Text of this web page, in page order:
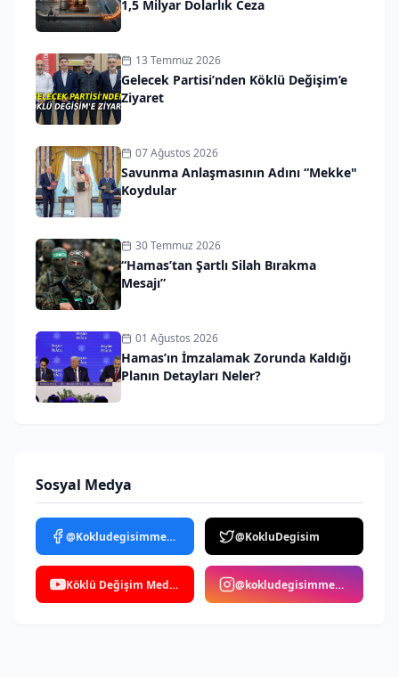
1,5 Milyar Dolarlık Ceza
13 Temmuz 2026
Gelecek Partisi’nden Köklü Değişim’e
Ziyaret
07 Ağustos 2026
Savunma Anlaşmasının Adını “Mekke"
Koydular
30 Temmuz 2026
“Hamas’tan Şartlı Silah Bırakma
Mesajı”
01 Ağustos 2026
Hamas’ın İmzalamak Zorunda Kaldığı
Planın Detayları Neler?
Sosyal Medya
@Kokludegisimmedya @KokluDegisim
Köklü Değişim Medya @kokludegisimmedya